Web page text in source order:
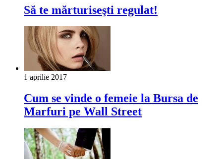
Să te mărturiseşti regulat!
1 aprilie 2017
Cum se vinde o femeie la Bursa de
Marfuri pe Wall Street